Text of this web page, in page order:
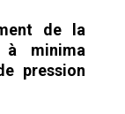
de la
à minima
pression